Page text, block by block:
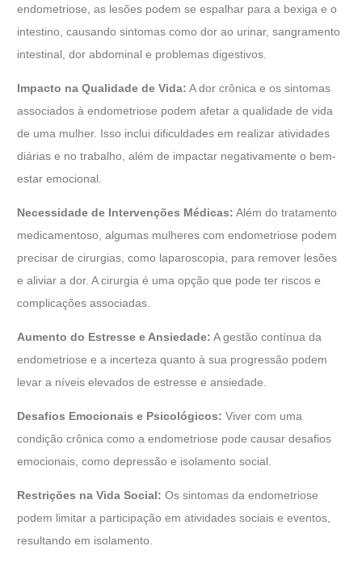
endometriose, as lesões podem se espalhar para a bexiga e o
intestino, causando sintomas como dor ao urinar, sangramento
intestinal, dor abdominal e problemas digestivos.
Impacto na Qualidade de Vida: A dor crônica e os sintomas
associados à endometriose podem afetar a qualidade de vida
de uma mulher. Isso inclui dificuldades em realizar atividades
diárias e no trabalho, além de impactar negativamente o bem-
estar emocional.
Necessidade de Intervenções Médicas: Além do tratamento
medicamentoso, algumas mulheres com endometriose podem
precisar de cirurgias, como laparoscopia, para remover lesões
e aliviar a dor. A cirurgia é uma opção que pode ter riscos e
complicações associadas.
Aumento do Estresse e Ansiedade: A gestão contínua da
endometriose e a incerteza quanto à sua progressão podem
levar a níveis elevados de estresse e ansiedade.
Desafios Emocionais e Psicológicos: Viver com uma
condição crônica como a endometriose pode causar desafios
emocionais, como depressão e isolamento social.
Restrições na Vida Social: Os sintomas da endometriose
podem limitar a participação em atividades sociais e eventos,
resultando em isolamento.